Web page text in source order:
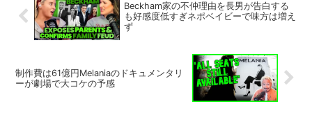
Beckham家の不仲理由を長男が告白する
も好感度低すぎネポベイビーで味方は増え
ず
制作費は61億円Melaniaのドキュメンタリ
ーが劇場で大コケの予感